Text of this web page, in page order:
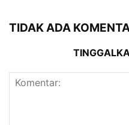
TIDAK ADA